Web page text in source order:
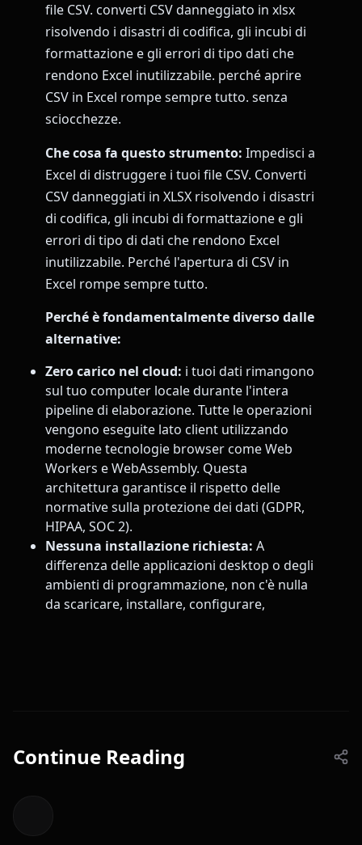
file CSV. converti CSV danneggiato in xlsx
risolvendo i disastri di codifica, gli incubi di
formattazione e gli errori di tipo dati che
rendono Excel inutilizzabile. perché aprire
CSV in Excel rompe sempre tutto. senza
sciocchezze.
Che cosa fa questo strumento: Impedisci a
Excel di distruggere i tuoi file CSV. Converti
CSV danneggiati in XLSX risolvendo i disastri
di codifica, gli incubi di formattazione e gli
errori di tipo di dati che rendono Excel
inutilizzabile. Perché l'apertura di CSV in
Excel rompe sempre tutto.
Perché è fondamentalmente diverso dalle
alternative:
Zero carico nel cloud: i tuoi dati rimangono
sul tuo computer locale durante l'intera
pipeline di elaborazione. Tutte le operazioni
vengono eseguite lato client utilizzando
moderne tecnologie browser come Web
Workers e WebAssembly. Questa
architettura garantisce il rispetto delle
normative sulla protezione dei dati (GDPR,
HIPAA, SOC 2).
Nessuna installazione richiesta: A
differenza delle applicazioni desktop o degli
ambienti di programmazione, non c'è nulla
da scaricare, installare, configurare,
Continue Reading